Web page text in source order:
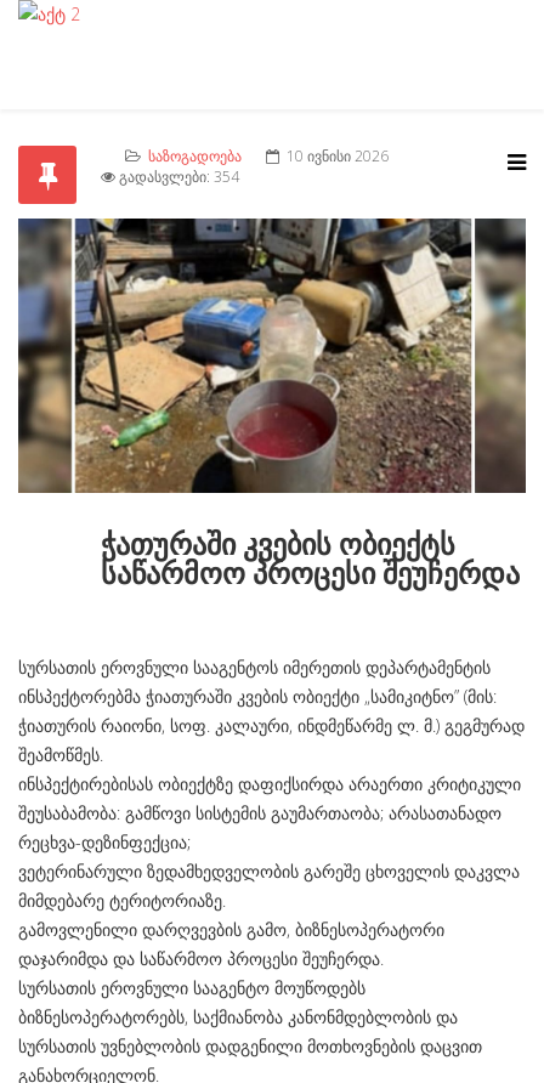
ᲡᲐᲖᲝᲒᲐᲓᲝᲔᲑᲐ
10 ᲘᲕᲜᲘᲡᲘ 2026
ᲒᲐᲓᲐᲡᲕᲚᲔᲑᲘ: 354
ჭათურაში კვების ობიექტს
საწარმოო პროცესი შეუჩერდა
სურსათის ეროვნული სააგენტოს იმერეთის დეპარტამენტის
ინსპექტორებმა ჭიათურაში კვების ობიექტი „სამიკიტნო” (მის:
ჭიათურის რაიონი, სოფ. კალაური, ინდმეწარმე ლ. მ.) გეგმურად
შეამოწმეს.
ინსპექტირებისას ობიექტზე დაფიქსირდა არაერთი კრიტიკული
შეუსაბამობა: გამწოვი სისტემის გაუმართაობა; არასათანადო
რეცხვა-დეზინფექცია;
ვეტერინარული ზედამხედველობის გარეშე ცხოველის დაკვლა
მიმდებარე ტერიტორიაზე.
გამოვლენილი დარღვევბის გამო, ბიზნესოპერატორი
დაჯარიმდა და საწარმოო პროცესი შეუჩერდა.
სურსათის ეროვნული სააგენტო მოუწოდებს
ბიზნესოპერატორებს, საქმიანობა კანონმდებლობის და
სურსათის უვნებლობის დადგენილი მოთხოვნების დაცვით
განახორციელონ.